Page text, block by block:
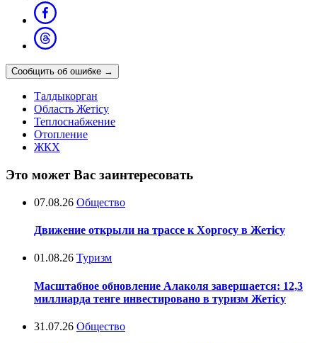
Сообщить об ошибке →
Талдыкорган
Область Жетісу
Теплоснабжение
Отопление
ЖКХ
Это может Вас заинтересовать
07.08.26 Общество
Движение открыли на трассе к Хоргосу в Жетісу
01.08.26 Туризм
Масштабное обновление Алаколя завершается: 12,3
миллиарда тенге инвестировано в туризм Жетісу
31.07.26 Общество